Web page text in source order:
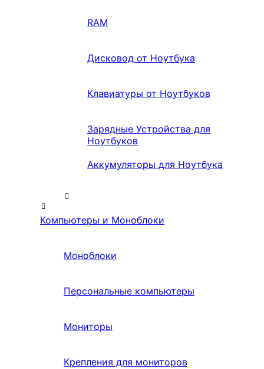
RAM
Дисковод от Ноутбука
Клавиатуры от Ноутбуков
Зарядные Устройства для
Ноутбуков
Аккумуляторы для Ноутбука
Компьютеры и Моноблоки
Моноблоки
Персональные компьютеры
Мониторы
Крепления для мониторов